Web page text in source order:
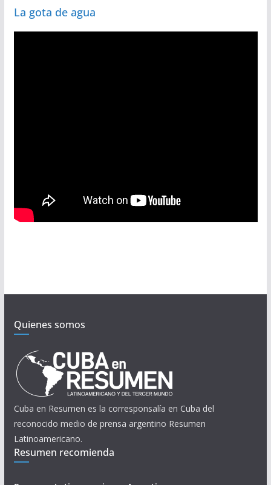
La gota de agua
Quienes somos
Cuba en Resumen es la corresponsalía en Cuba del
reconocido medio de prensa argentino Resumen
Latinoamericano.
Resumen recomienda